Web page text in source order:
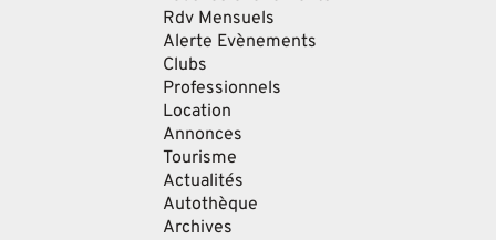
Rdv Mensuels
Alerte Evènements
Clubs
Professionnels
Location
Annonces
Tourisme
Actualités
Autothèque
Archives